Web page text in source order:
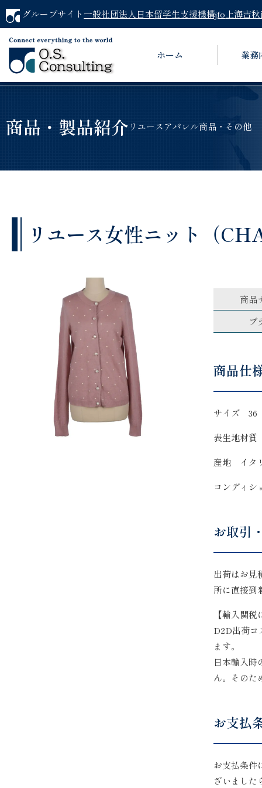
グループサイト 一般社団法人日本留学生支援機構jfo 上海吉
ホーム 業務
商品・製品紹介 リユースアパレル商品・その他
リユース女性ニット（
商品
ブ
商品仕
サイズ 36
表生地材
産地 イタ
コンディ
お取引
出荷はお見
所に直接到
【輸入関
D2D出荷コ
ます。
日本輸入時
ん。そのた
お支払
お支払条件
ざいました